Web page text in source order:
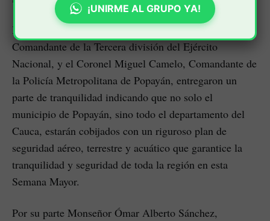
Igualmente, el Brigadier General Giovani Valencia,
Comandante de la Tercera división del Ejército
Nacional, y el Coronel Miguel Camelo, Comandante de
la Policía Metropolitana de Popayán, entregaron un
parte de tranquilidad indicando que no solo el
municipio de Popayán, sino todo el departamento del
Cauca, estarán cobijados con un riguroso plan de
seguridad aéreo, terrestre y acuático que garantice la
tranquilidad y seguridad de toda la región en esta
Semana Mayor.
Por su parte Monseñor Ómar Alberto Sánchez,
¡UNIRME AL GRUPO YA!